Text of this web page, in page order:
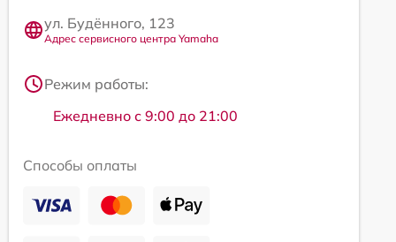
ул. Будённого, 123
Адрес сервисного центра Yamaha
Режим работы:
Ежедневно с 9:00 до 21:00
Способы оплаты